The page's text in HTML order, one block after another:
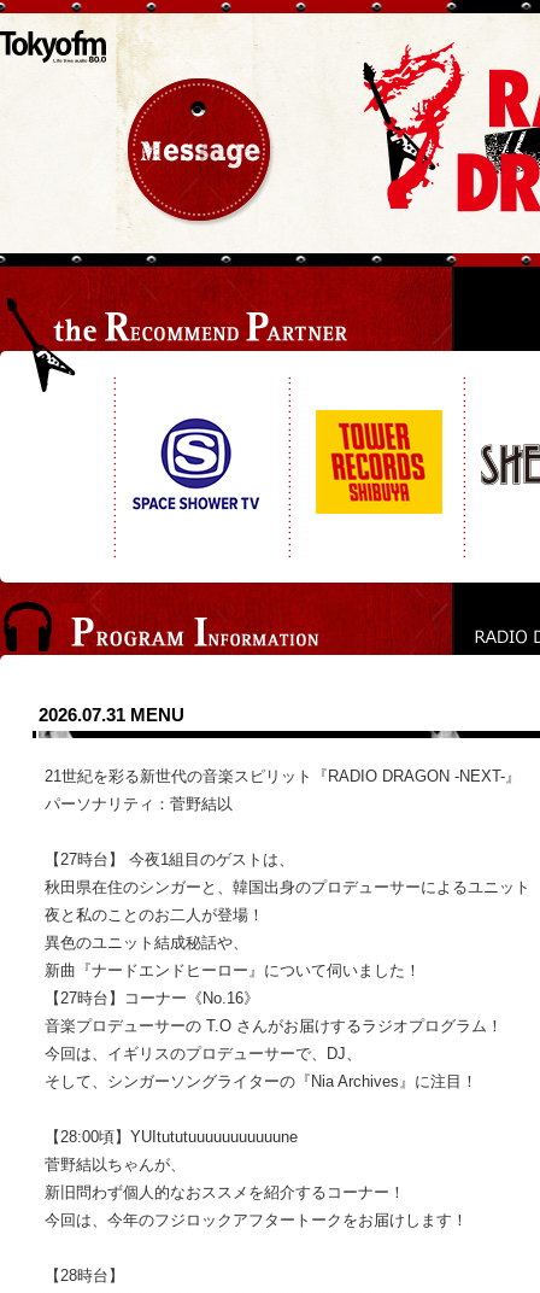
2026.07.31 MENU
21世紀を彩る新世代の音楽スピリット『RADIO DRAGON -NEXT-』
パーソナリティ：菅野結以
【27時台】 今夜1組目のゲストは、
秋田県在住のシンガーと、韓国出身のプロデューサーによるユニット
夜と私のことのお二人が登場！
異色のユニット結成秘話や、
新曲『ナードエンドヒーロー』について伺いました！
【27時台】コーナー《No.16》
音楽プロデューサーの T.O さんがお届けするラジオプログラム！
今回は、イギリスのプロデューサーで、DJ、
そして、シンガーソングライターの『Nia Archives』に注目！
【28:00頃】YUItututuuuuuuuuuuune
菅野結以ちゃんが、
新旧問わず個人的なおススメを紹介するコーナー！
今回は、今年のフジロックアフタートークをお届けします！
【28時台】